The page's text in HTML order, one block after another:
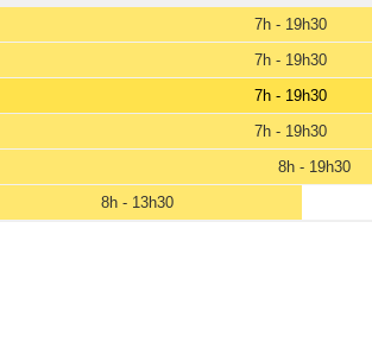
7h - 19h30
7h - 19h30
7h - 19h30
7h - 19h30
8h - 19h30
8h - 13h30